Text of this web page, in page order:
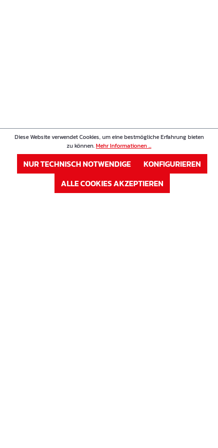
Diese Website verwendet Cookies, um eine bestmögliche Erfahrung bieten
zu können.Mehr Informationen ...
NUR TECHNISCH NOTWENDIGE
KONFIGURIEREN
ALLE COOKIES AKZEPTIEREN